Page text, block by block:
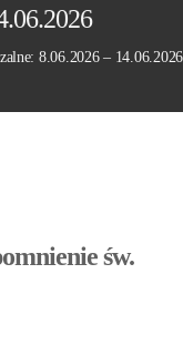
8.06.2026 – 14.06.2026
św.